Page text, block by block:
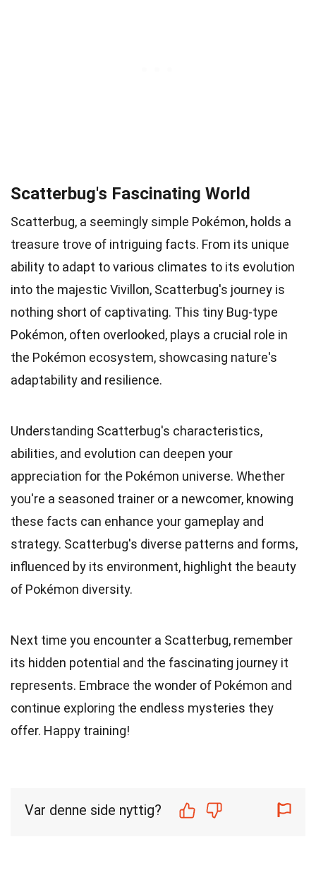
Scatterbug's Fascinating World
Scatterbug, a seemingly simple Pokémon, holds a
treasure trove of intriguing facts. From its unique
ability to adapt to various climates to its evolution
into the majestic Vivillon, Scatterbug's journey is
nothing short of captivating. This tiny Bug-type
Pokémon, often overlooked, plays a crucial role in
the Pokémon ecosystem, showcasing nature's
adaptability and resilience.
Understanding Scatterbug's characteristics,
abilities, and evolution can deepen your
appreciation for the Pokémon universe. Whether
you're a seasoned trainer or a newcomer, knowing
these facts can enhance your gameplay and
strategy. Scatterbug's diverse patterns and forms,
influenced by its environment, highlight the beauty
of Pokémon diversity.
Next time you encounter a Scatterbug, remember
its hidden potential and the fascinating journey it
represents. Embrace the wonder of Pokémon and
continue exploring the endless mysteries they
offer. Happy training!
Var denne side nyttig?